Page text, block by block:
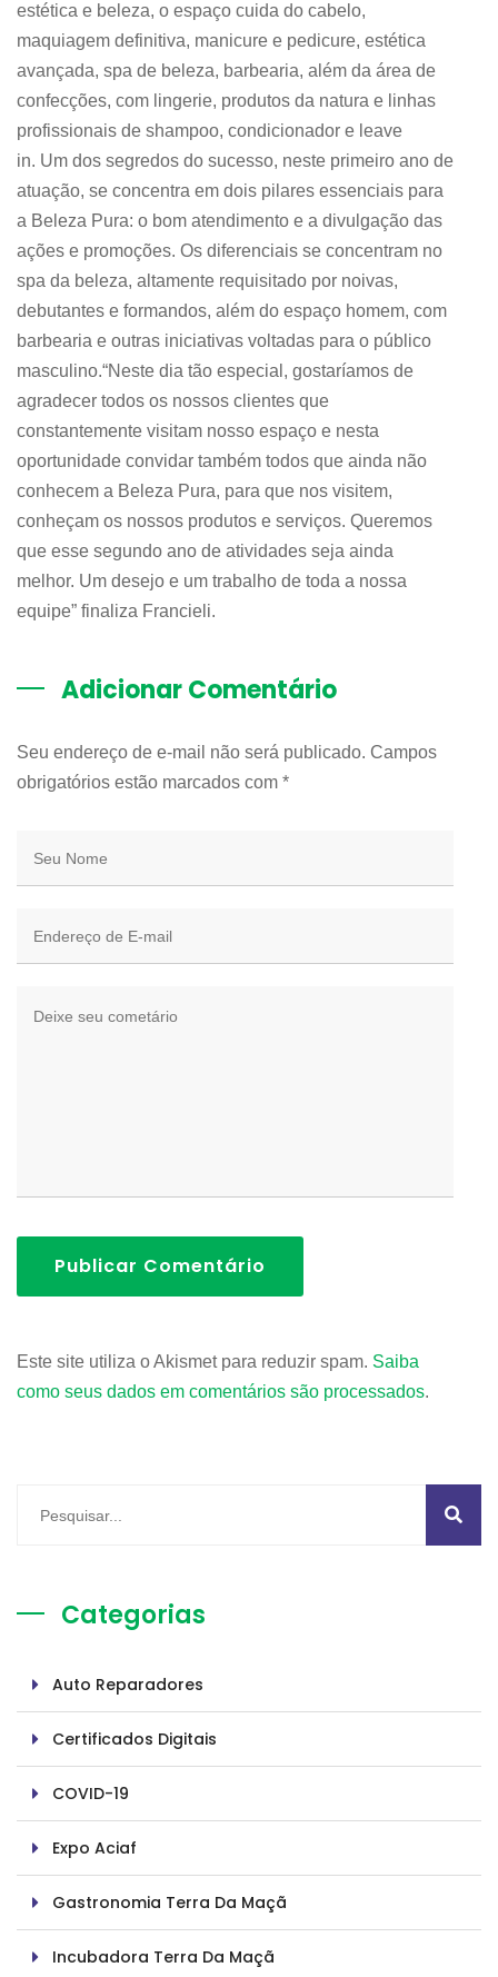
estética e beleza, o espaço cuida do cabelo,
maquiagem definitiva, manicure e pedicure, estética
avançada, spa de beleza, barbearia, além da área de
confecções, com lingerie, produtos da natura e linhas
profissionais de shampoo, condicionador e leave
in. Um dos segredos do sucesso, neste primeiro ano de
atuação, se concentra em dois pilares essenciais para
a Beleza Pura: o bom atendimento e a divulgação das
ações e promoções. Os diferenciais se concentram no
spa da beleza, altamente requisitado por noivas,
debutantes e formandos, além do espaço homem, com
barbearia e outras iniciativas voltadas para o público
masculino.“Neste dia tão especial, gostaríamos de
agradecer todos os nossos clientes que
constantemente visitam nosso espaço e nesta
oportunidade convidar também todos que ainda não
conhecem a Beleza Pura, para que nos visitem,
conheçam os nossos produtos e serviços. Queremos
que esse segundo ano de atividades seja ainda
melhor. Um desejo e um trabalho de toda a nossa
equipe” finaliza Francieli.
Adicionar Comentário
Seu endereço de e-mail não será publicado. Campos
obrigatórios estão marcados com *
Publicar Comentário
Este site utiliza o Akismet para reduzir spam. Saiba
como seus dados em comentários são processados.
Categorias
Auto Reparadores
Certificados Digitais
COVID-19
Expo Aciaf
Gastronomia Terra Da Maçã
Incubadora Terra Da Maçã